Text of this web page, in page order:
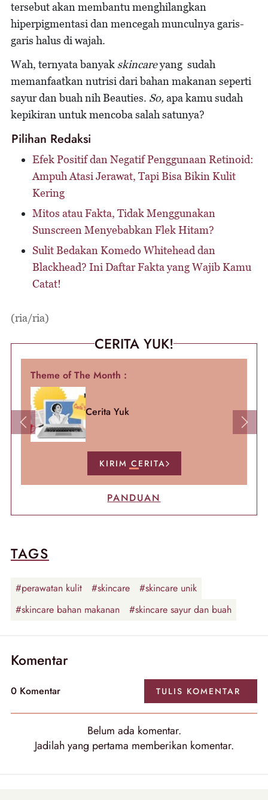
tersebut akan membantu menghilangkan
hiperpigmentasi dan mencegah munculnya garis-
garis halus di wajah.
Wah, ternyata banyak skincareyang sudah
memanfaatkan nutrisi dari bahan makanan seperti
sayur dan buah nih Beauties. So, apa kamu sudah
kepikiran untuk mencoba salah satunya?
Pilihan Redaksi
Efek Positif dan Negatif Penggunaan Retinoid:
Ampuh Atasi Jerawat, Tapi Bisa Bikin Kulit
Kering
Mitos atau Fakta, Tidak Menggunakan
Sunscreen Menyebabkan Flek Hitam?
Sulit Bedakan Komedo Whitehead dan
Blackhead? Ini Daftar Fakta yang Wajib Kamu
Catat!
(ria/ria)
CERITA YUK!
Theme of The Month :
Cerita Yuk
KIRIM CERITA
Previous Next
PANDUAN
TAGS
#perawatan kulit #skincare
#skincare unik
#skincare bahan makanan
#skincare sayur dan buah
Komentar
0 Komentar TULIS KOMENTAR
Belum ada komentar.
Jadilah yang pertama memberikan komentar.